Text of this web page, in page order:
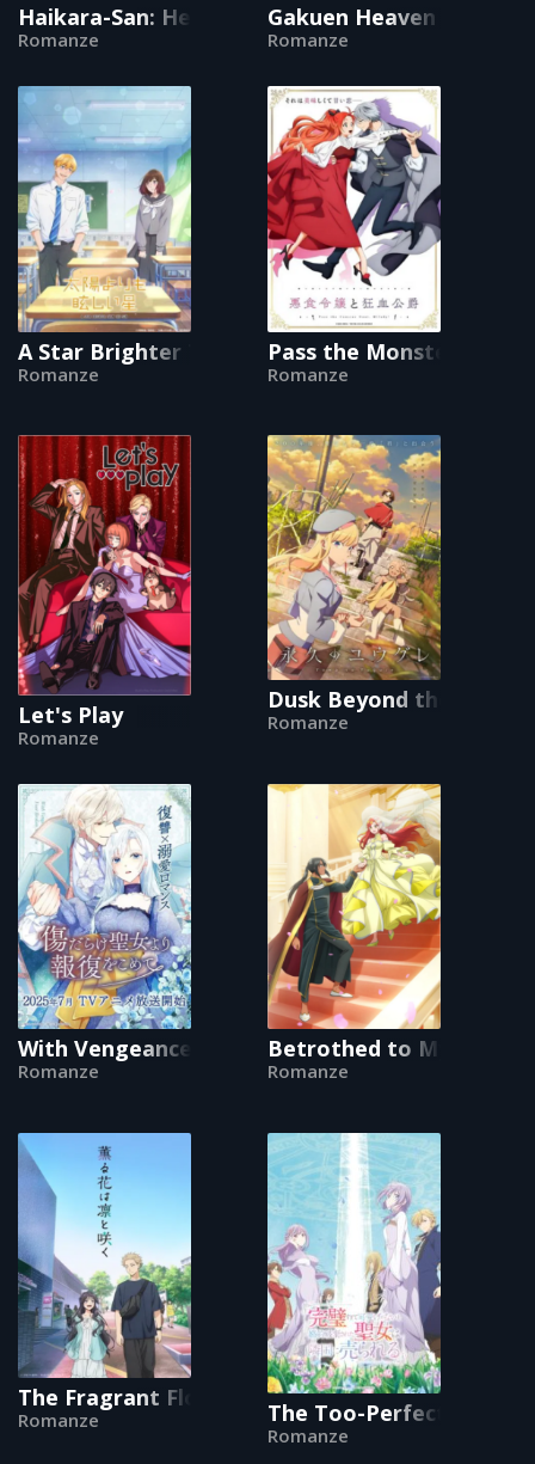
Haikara-San: Here Comes Miss Modern
Romanze
Gakuen Heaven
Romanze
A Star Brighter Than the Sun
Romanze
Pass the Monster Meat,
Romanze
Let's Play
Romanze
Dusk Beyond the End
Romanze
With Vengeance, Sincerely, Your Broken
Romanze
Betrothed to My
Romanze
The Fragrant Flower Blooms with Dignity
Romanze The Too-Perfect Saint:
Romanze